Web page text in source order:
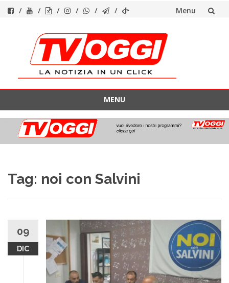
Menu
contenuto
MENU
contenuto
Tag: noi con Salvini
09
DIC